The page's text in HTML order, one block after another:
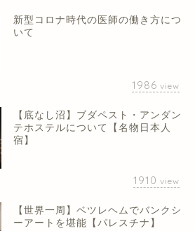
新型コロナ時代の医師の働き方につ
いて
1986 view
【底なし沼】ブダペスト・アンダン
テホステルについて【名物日本人
宿】
1910 view
【世界一周】ベツレヘムでバンクシ
ーアートを堪能【パレスチナ】